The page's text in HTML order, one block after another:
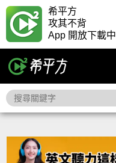
希平方
攻其不背
App 開放下載中